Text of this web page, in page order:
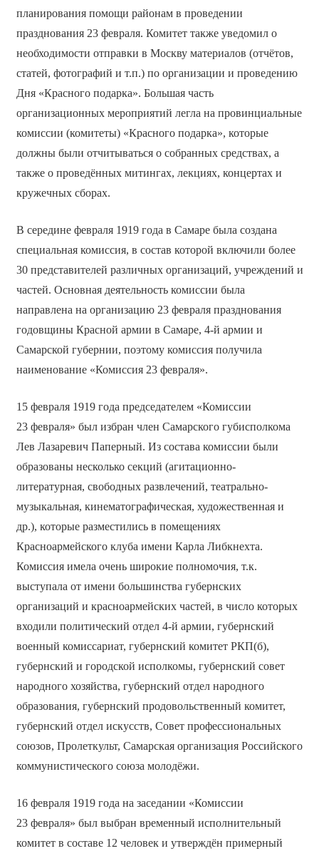
планирования помощи районам в проведении
празднования 23 февраля. Комитет также уведомил о
необходимости отправки в Москву материалов (отчётов,
статей, фотографий и т.п.) по организации и проведению
Дня «Красного подарка». Большая часть
организационных мероприятий легла на провинциальные
комиссии (комитеты) «Красного подарка», которые
должны были отчитываться о собранных средствах, а
также о проведённых митингах, лекциях, концертах и
кружечных сборах.
В середине февраля 1919 года в Самаре была создана
специальная комиссия, в состав которой включили более
30 представителей различных организаций, учреждений и
частей. Основная деятельность комиссии была
направлена на организацию 23 февраля празднования
годовщины Красной армии в Самаре, 4-й армии и
Самарской губернии, поэтому комиссия получила
наименование «Комиссия 23 февраля».
15 февраля 1919 года председателем «Комиссии
23 февраля» был избран член Самарского губисполкома
Лев Лазаревич Паперный. Из состава комиссии были
образованы несколько секций (агитационно-
литературная, свободных развлечений, театрально-
музыкальная, кинематографическая, художественная и
др.), которые разместились в помещениях
Красноармейского клуба имени Карла Либкнехта.
Комиссия имела очень широкие полномочия, т.к.
выступала от имени большинства губернских
организаций и красноармейских частей, в число которых
входили политический отдел 4-й армии, губернский
военный комиссариат, губернский комитет РКП(б),
губернский и городской исполкомы, губернский совет
народного хозяйства, губернский отдел народного
образования, губернский продовольственный комитет,
губернский отдел искусств, Совет профессиональных
союзов, Пролеткульт, Самарская организация Российского
коммунистического союза молодёжи.
16 февраля 1919 года на заседании «Комиссии
23 февраля» был выбран временный исполнительный
комитет в составе 12 человек и утверждён примерный